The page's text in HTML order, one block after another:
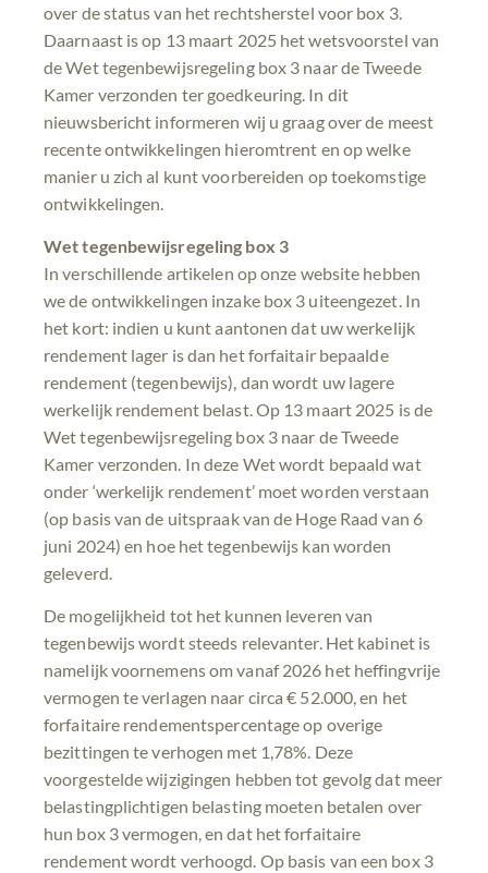
over de status van het rechtsherstel voor box 3.
Daarnaast is op 13 maart 2025 het wetsvoorstel van
de Wet tegenbewijsregeling box 3 naar de Tweede
Kamer verzonden ter goedkeuring. In dit
nieuwsbericht informeren wij u graag over de meest
recente ontwikkelingen hieromtrent en op welke
manier u zich al kunt voorbereiden op toekomstige
ontwikkelingen.
Wet tegenbewijsregeling box 3
In verschillende artikelen op onze website hebben
we de ontwikkelingen inzake box 3 uiteengezet. In
het kort: indien u kunt aantonen dat uw werkelijk
rendement lager is dan het forfaitair bepaalde
rendement (tegenbewijs), dan wordt uw lagere
werkelijk rendement belast. Op 13 maart 2025 is de
Wet tegenbewijsregeling box 3 naar de Tweede
Kamer verzonden. In deze Wet wordt bepaald wat
onder ‘werkelijk rendement’ moet worden verstaan
(op basis van de uitspraak van de Hoge Raad van 6
juni 2024) en hoe het tegenbewijs kan worden
geleverd.
De mogelijkheid tot het kunnen leveren van
tegenbewijs wordt steeds relevanter. Het kabinet is
namelijk voornemens om vanaf 2026 het heffingvrije
vermogen te verlagen naar circa € 52.000, en het
forfaitaire rendementspercentage op overige
bezittingen te verhogen met 1,78%. Deze
voorgestelde wijzigingen hebben tot gevolg dat meer
belastingplichtigen belasting moeten betalen over
hun box 3 vermogen, en dat het forfaitaire
rendement wordt verhoogd. Op basis van een box 3